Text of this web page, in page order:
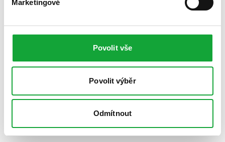
Marketingové
Povolit vše
Povolit výběr
Odmítnout